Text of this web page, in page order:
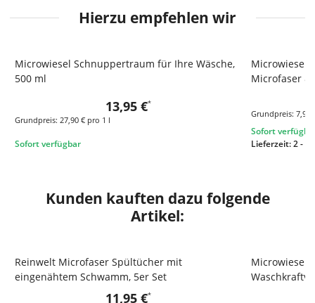
Hierzu empfehlen wir
TOP
Microwiesel Schnuppertraum für Ihre Wäsche,
500 ml
13,95 €*
Grundpreis: 27,90 € pro 1 l
Sofort verfügbar
Microwiesel
Microfaser
Grundpreis: 7,99
Sofort
Lieferzeit:2 - 3
Kunden kauften dazu folgende
Artikel:
Reinwelt Microfaser Spültücher mit
eingenähtem Schwamm, 5er Set
11,95 €*